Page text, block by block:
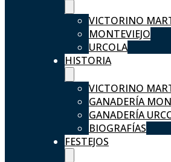
VICTORINO
MONTEVIEJO
URCOLA
HISTORIA
VICTORINO
GANADERÍA
GANADERÍA
BIOGRAFÍAS
FESTEJOS